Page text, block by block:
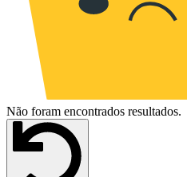
Não foram encontrados resultados.